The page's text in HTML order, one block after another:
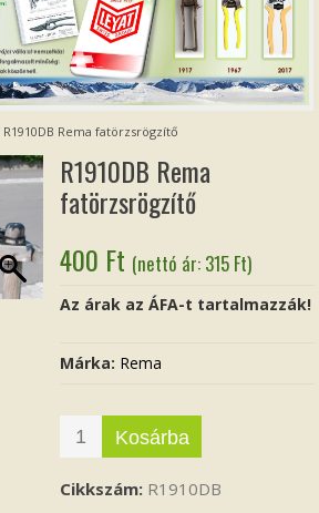
R1910DB Rema fatörzsrögzítő
R1910DB Rema
fatörzsrögzítő
400 Ft (nettó ár: 315 Ft)
Az árak az ÁFA-t tartalmazzák!
Márka: Rema
Kosárba
Cikkszám: R1910DB